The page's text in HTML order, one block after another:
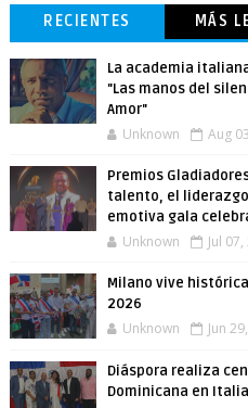
RECIENTES MÁS
La academia
"Las manos del
Amor"
Unknown Aug
Premios
talento, el
emotiva gala
Unknown Jul
Milano vive
2026
Unknown Jun
Diáspora realiza
Dominicana en